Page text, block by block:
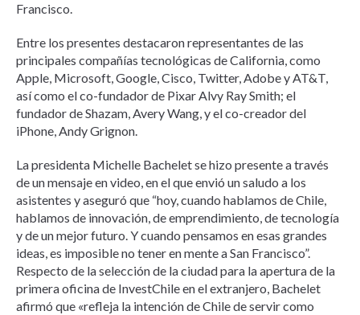
Francisco.
Entre los presentes destacaron representantes de las
principales compañías tecnológicas de California, como
Apple, Microsoft, Google, Cisco, Twitter, Adobe y AT&T,
así como el co-fundador de Pixar Alvy Ray Smith; el
fundador de Shazam, Avery Wang, y el co-creador del
iPhone, Andy Grignon.
La presidenta Michelle Bachelet se hizo presente a través
de un mensaje en video, en el que envió un saludo a los
asistentes y aseguró que “hoy, cuando hablamos de Chile,
hablamos de innovación, de emprendimiento, de tecnología
y de un mejor futuro. Y cuando pensamos en esas grandes
ideas, es imposible no tener en mente a San Francisco”.
Respecto de la selección de la ciudad para la apertura de la
primera oficina de InvestChile en el extranjero, Bachelet
afirmó que «refleja la intención de Chile de servir como